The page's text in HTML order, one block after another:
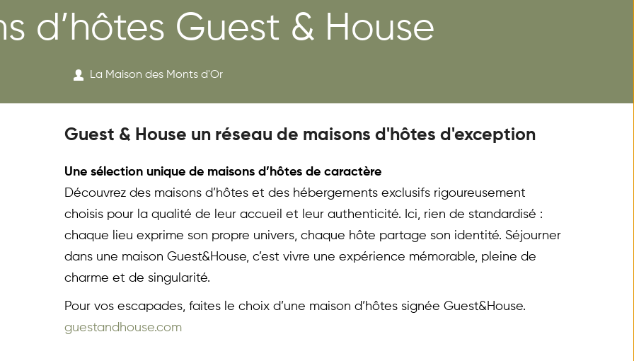
d’hôtes Guest & House
La Maison des Monts d'Or
Guest & House un réseau de maisons d'hôtes d'exception
Une sélection unique de maisons d’hôtes de caractère
Découvrez des maisons d’hôtes et des hébergements exclusifs rigoureusement
choisis pour la qualité de leur accueil et leur authenticité. Ici, rien de standardisé :
chaque lieu exprime son propre univers, chaque hôte partage son identité. Séjourner
dans une maison Guest&House, c’est vivre une expérience mémorable, pleine de
charme et de singularité.
Pour vos escapades, faites le choix d’une maison d’hôtes signée Guest&House.
guestandhouse.com